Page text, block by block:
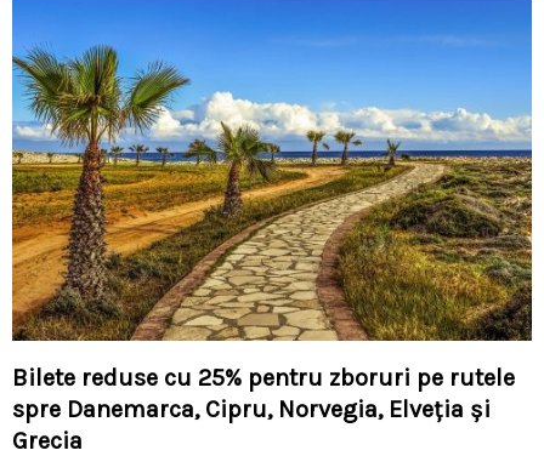
Bilete reduse cu 25% pentru zboruri pe rutele
spre Danemarca, Cipru, Norvegia, Elveția și
Grecia